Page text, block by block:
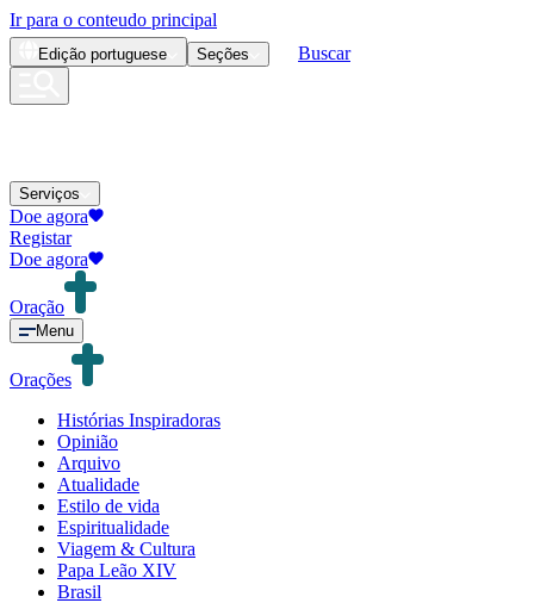
Ir para o conteudo principal
Edição portuguese Seções Buscar
Serviços
Doe agora
Registar
Doe agora
Oração
Menu
Orações
Histórias Inspiradoras
Opinião
Arquivo
Atualidade
Estilo de vida
Espiritualidade
Viagem & Cultura
Papa Leão XIV
Brasil